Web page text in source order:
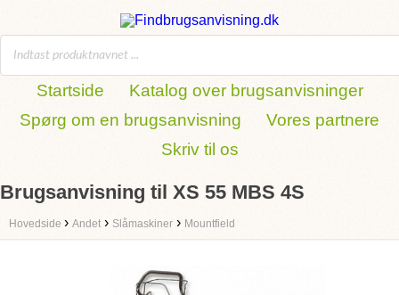
Startside
Katalog over brugsanvisninger
Spørg om en brugsanvisning
Vores partnere
Skriv til os
Brugsanvisning til XS 55 MBS 4S
Hovedside › Andet › Slåmaskiner › Mountfield